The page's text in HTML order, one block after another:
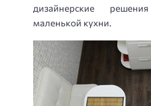
дизайнерские
маленькой кухни.